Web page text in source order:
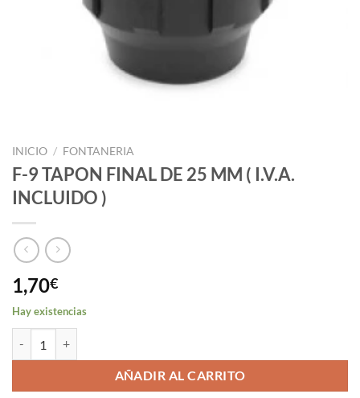
INICIO / FONTANERIA
F-9 TAPON FINAL DE 25 MM ( I.V.A.
INCLUIDO )
1,70€
Hay existencias
AÑADIR AL CARRITO